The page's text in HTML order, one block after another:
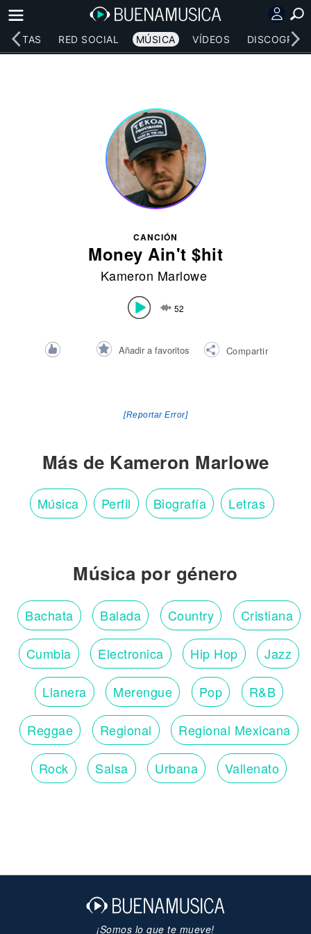
RED SOCIAL MÚSICA VÍDEOS
CANCIÓN
Money Ain't $hit
Kameron Marlowe
52
Añadir a favoritos Compartir
[Reportar Error]
Más de Kameron Marlowe
Música Perfil Biografía Letras
Música por género
Bachata Balada Country Cristiana
Cumbia Electronica Hip Hop Jazz
Llanera Merengue Pop R&B
Reggae Regional Regional Mexicana
Rock Salsa Urbana Vallenato
¡Somos lo que te mueve!